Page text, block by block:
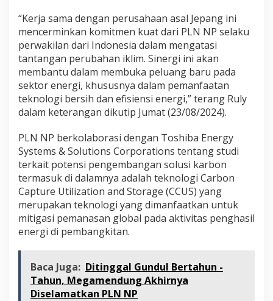
“Kerja sama dengan perusahaan asal Jepang ini
mencerminkan komitmen kuat dari PLN NP selaku
perwakilan dari Indonesia dalam mengatasi
tantangan perubahan iklim. Sinergi ini akan
membantu dalam membuka peluang baru pada
sektor energi, khususnya dalam pemanfaatan
teknologi bersih dan efisiensi energi,” terang Ruly
dalam keterangan dikutip Jumat (23/08/2024).
PLN NP berkolaborasi dengan Toshiba Energy
Systems & Solutions Corporations tentang studi
terkait potensi pengembangan solusi karbon
termasuk di dalamnya adalah teknologi Carbon
Capture Utilization and Storage (CCUS) yang
merupakan teknologi yang dimanfaatkan untuk
mitigasi pemanasan global pada aktivitas penghasil
energi di pembangkitan.
Baca Juga: Ditinggal Gundul Bertahun -
Tahun, Megamendung Akhirnya
Diselamatkan PLN NP